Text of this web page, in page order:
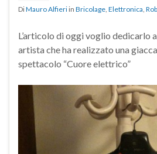
DiMauro Alfieri in Bricolage Elettronica
L’articolo di oggi voglio dedicarlo
artista che ha realizzato una
spettacolo “Cuore elettrico”